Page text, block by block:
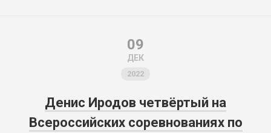
09
ДЕК
2022
Денис Иродов четвёртый на
Всероссийских соревнованиях по